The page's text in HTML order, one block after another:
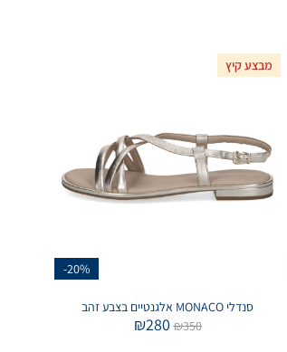
מבצע קיץ
-20%
סנדלי MONACO אלגנטיים בצבע זהב
₪350
₪280